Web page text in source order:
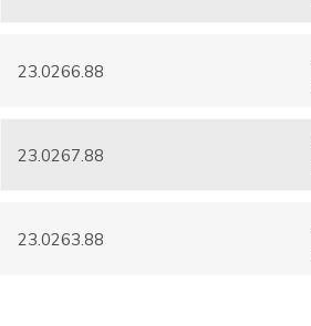
23.0266.88
23.0267.88
23.0263.88